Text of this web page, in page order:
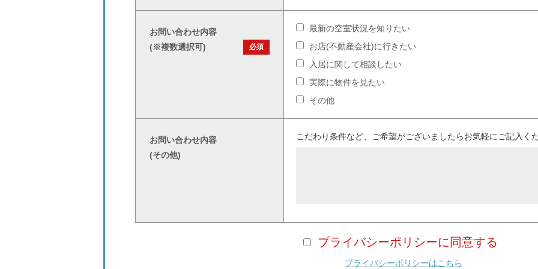
お問い合わせ内容
(※複数選択可)
必須
最新の空室状況を知りたい
お店(不動産会社)に行きたい
入居に関して相談したい
実際に物件を見たい
その他
お問い合わせ内容
(その他)
こだわり条件など、ご希望がございましたらお気軽にご記入く
プライバシーポリシーに同意する
プライバシーポリシーはこちら